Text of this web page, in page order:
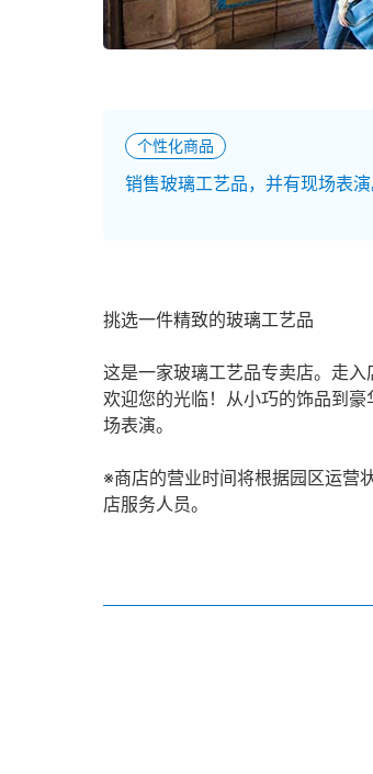
个性化商品
销售玻璃工艺品，并有现场表演
挑选一件精致的玻璃工艺品
这是一家玻璃工艺品专卖店。走
欢迎您的光临！从小巧的饰品到
场表演。
※商店的营业时间将根据园区运营
店服务人员。